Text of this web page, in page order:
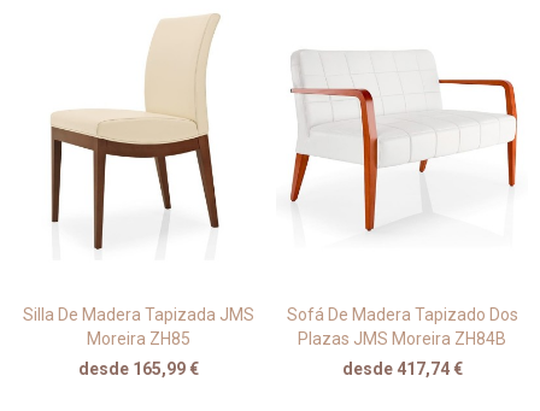
Silla De Madera Tapizada JMS
Moreira ZH85
desde 165,99 €
Sofá De Madera Tapizado Dos
Plazas JMS Moreira ZH84B
desde 417,74 €